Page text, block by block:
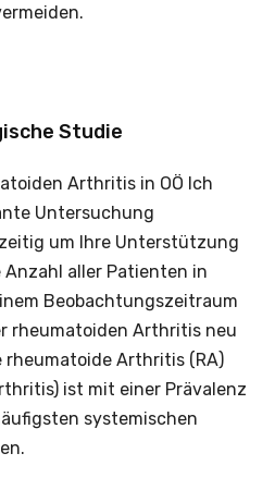
Studie
Arthritis in OÖ Ich
Untersuchung
um Ihre Unterstützung
aller Patienten in
Beobachtungszeitraum
rheumatoiden Arthritis neu
rheumatoide Arthritis (RA)
ist mit einer Prävalenz
systemischen